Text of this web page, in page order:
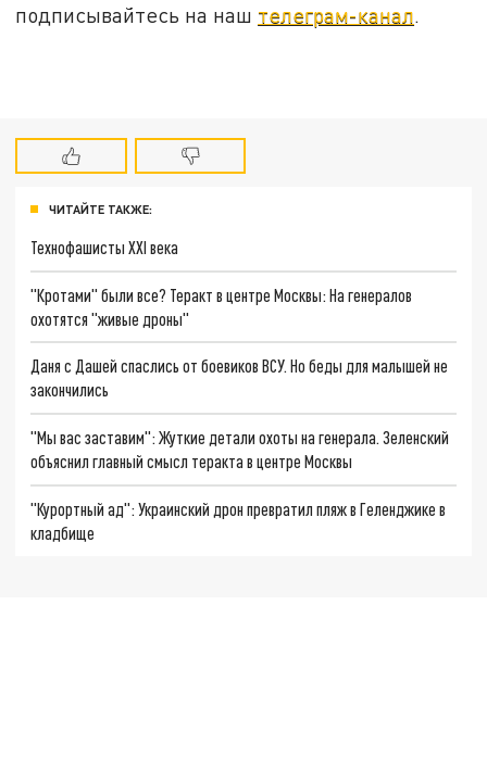
подписывайтесь на наш телеграм-канал
ЧИТАЙТЕ ТАКЖЕ:
Технофашисты XXI века
"Кротами" были все? Теракт в центре Москвы: На генералов
охотятся "живые дроны"
Даня с Дашей спаслись от боевиков ВСУ. Но беды для малышей не
закончились
"Мы вас заставим": Жуткие детали охоты на генерала. Зеленский
объяснил главный смысл теракта в центре Москвы
"Курортный ад": Украинский дрон превратил пляж в Геленджике в
кладбище